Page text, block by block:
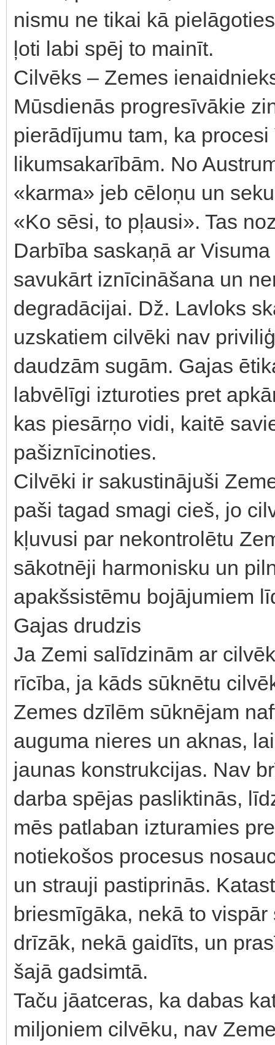
nismu ne tikai kā
ļoti labi spēj to mainīt.
Cilvēks – Zemes
Mūsdienās progresīvākie
pierādījumu tam, ka
likumsakarībām. No
«karma» jeb cēloņu un
«Ko sēsi, to pļausi». Tas
Darbība saskaņā ar
savukārt iznīcināšana un
degradācijai. Dž. Lavloks
uzskatiem cilvēki nav
daudzām sugām. Gajas
labvēlīgi izturoties pret
kas piesārņo vidi, kaitē
pašiznīcinoties.
Cilvēki ir sakustinājuši
paši tagad smagi cieš, jo
kļuvusi par nekontrolētu
sākotnēji harmonisku un
apakšsistēmu bojājumiem
Gajas drudzis
Ja Zemi salīdzinām ar
rīcība, ja kāds sūknētu
Zemes dzīlēm sūknējam
auguma nieres un aknas,
jaunas konstrukcijas. Nav
darba spējas pasliktinās,
mēs patlaban izturamies
notiekošos procesus
un strauji pastiprinās.
briesmīgāka, nekā to
drīzāk, nekā gaidīts, un
šajā gadsimtā.
Taču jāatceras, ka dabas
miljoniem cilvēku, nav